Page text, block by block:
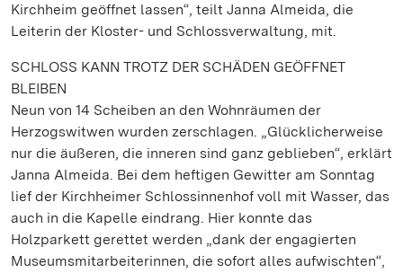
Kirchheim geöffnet lassen“, teilt Janna Almeida, die
Leiterin der Kloster- und Schlossverwaltung, mit.
SCHLOSS KANN TROTZ DER SCHÄDEN GEÖFFNET
BLEIBEN
Neun von 14 Scheiben an den Wohnräumen der
Herzogswitwen wurden zerschlagen. „Glücklicherweise
nur die äußeren, die inneren sind ganz geblieben“, erklärt
Janna Almeida. Bei dem heftigen Gewitter am Sonntag
lief der Kirchheimer Schlossinnenhof voll mit Wasser, das
auch in die Kapelle eindrang. Hier konnte das
Holzparkett gerettet werden „dank der engagierten
Museumsmitarbeiterinnen, die sofort alles aufwischten“,